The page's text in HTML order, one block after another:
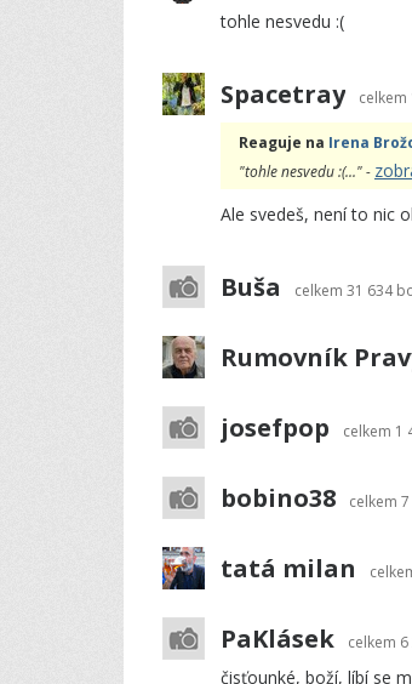
tohle nesvedu :(
Spacetray celkem
Reaguje na Irena
"tohle nesvedu :(..." -
Ale svedeš, není to nic
Buša celkem 31 634
Rumovník
josefpop celkem 1
bobino38 celkem
tatá milan
PaKlásek celkem
čisťounké, boží, líbí se